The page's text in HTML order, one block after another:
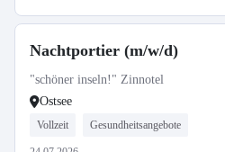
Nachtportier (m/w/d)
"schöner inseln!" Zinnotel
Ostsee
Vollzeit Gesundheitsangebote